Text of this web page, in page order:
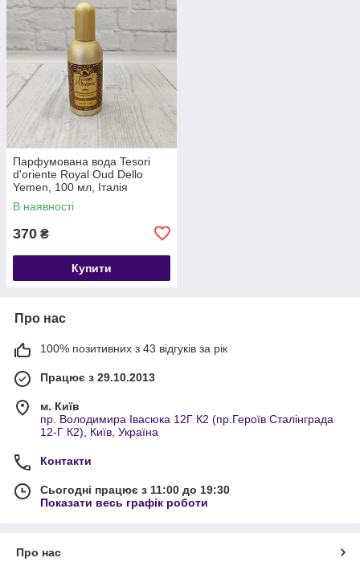
Парфумована вода Tesori
d'oriente Royal Oud Dello
Yemen, 100 мл, Італія
В наявності
370 ₴
Купити
Про нас
100% позитивних з 43 відгуків за рік
Працює з 29.10.2013
м. Київ
пр. Володимира Івасюка 12Г К2 (пр.Героїв Сталінграда
12-Г К2), Київ, Україна
Контакти
Сьогодні працює з 11:00 до 19:30
Показати весь графік роботи
Про нас